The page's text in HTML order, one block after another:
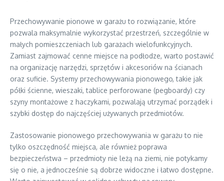
Przechowywanie pionowe w garażu to rozwiązanie, które
pozwala maksymalnie wykorzystać przestrzeń, szczególnie w
małych pomieszczeniach lub garażach wielofunkcyjnych.
Zamiast zajmować cenne miejsce na podłodze, warto postawić
na organizację narzędzi, sprzętów i akcesoriów na ścianach
oraz suficie. Systemy przechowywania pionowego, takie jak
półki ścienne, wieszaki, tablice perforowane (pegboardy) czy
szyny montażowe z haczykami, pozwalają utrzymać porządek i
szybki dostęp do najczęściej używanych przedmiotów.
Zastosowanie pionowego przechowywania w garażu to nie
tylko oszczędność miejsca, ale również poprawa
bezpieczeństwa – przedmioty nie leżą na ziemi, nie potykamy
się o nie, a jednocześnie są dobrze widoczne i łatwo dostępne.